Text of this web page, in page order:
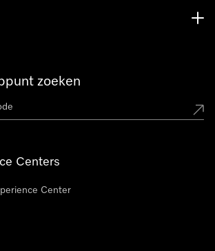
zoeken
Centers
Center